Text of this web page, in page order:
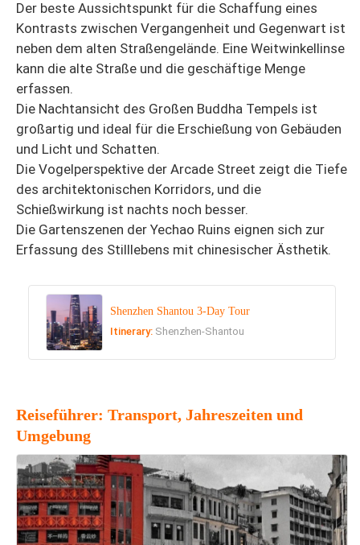
Der beste Aussichtspunkt für die Schaffung eines
Kontrasts zwischen Vergangenheit und Gegenwart ist
neben dem alten Straßengelände. Eine Weitwinkellinse
kann die alte Straße und die geschäftige Menge
erfassen.
Die Nachtansicht des Großen Buddha Tempels ist
großartig und ideal für die Erschießung von Gebäuden
und Licht und Schatten.
Die Vogelperspektive der Arcade Street zeigt die Tiefe
des architektonischen Korridors, und die
Schießwirkung ist nachts noch besser.
Die Gartenszenen der Yechao Ruins eignen sich zur
Erfassung des Stilllebens mit chinesischer Ästhetik.
Shenzhen Shantou 3-Day Tour
Itinerary: Shenzhen-Shantou
Reiseführer: Transport, Jahreszeiten und
Umgebung